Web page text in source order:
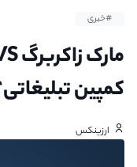
#خبری
کمپین
ارزینکس